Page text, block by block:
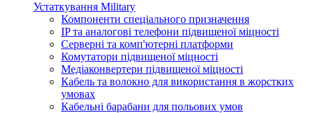
Устаткування Military
Компоненти спеціального призначення
IP та аналогові телефони підвищеної міцності
Серверні та комп'ютерні платформи
Комутатори підвищеної міцності
Медіаконвертери підвищеної міцності
Кабель та волокно для використання в жорстких
умовах
Кабельні барабани для польових умов